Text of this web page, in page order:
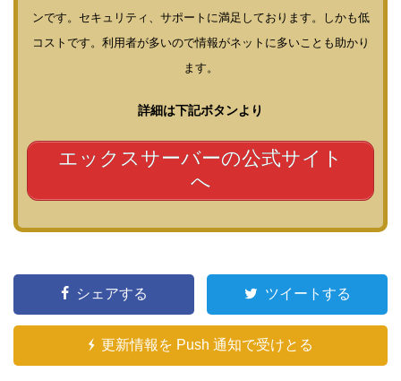
ンです。セキュリティ、サポートに満足しております。しかも低
コストです。利用者が多いので情報がネットに多いことも助かり
ます。
詳細は下記ボタンより
エックスサーバーの公式サイト
へ
シェアする ツイートする
更新情報を Push 通知で受けとる